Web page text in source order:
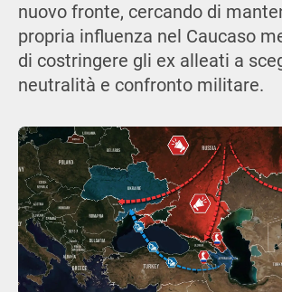
nuovo fronte, cercando di
propria influenza nel Caucaso
di costringere gli ex alleati a
neutralità e confronto militare.